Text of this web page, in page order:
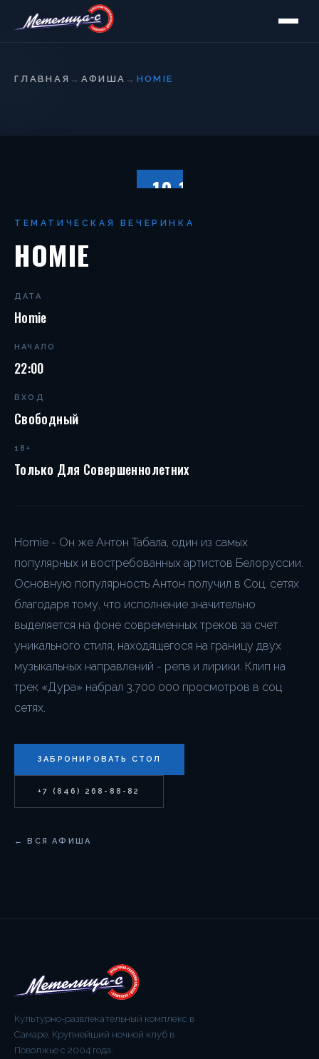
ГЛАВНАЯ → АФИША → HOMIE
10.12
ТЕМАТИЧЕСКАЯ ВЕЧЕРИНКА
HOMIE
ДАТА
Homie
НАЧАЛО
22:00
ВХОД
Свободный
18+
Только Для Совершеннолетних
Homie - Он же Антон Табала, один из самых
популярных и востребованных артистов Белоруссии.
Основную популярность Антон получил в Соц. сетях
благодаря тому, что исполнение значительно
выделяется на фоне современных треков за счет
уникального стиля, находящегося на границу двух
музыкальных направлений - репа и лирики. Клип на
трек «Дура» набрал 3.700 000 просмотров в соц
сетях.
ЗАБРОНИРОВАТЬ СТОЛ
+7 (846) 268-88-82
← ВСЯ АФИША
Культурно-развлекательный комплекс в
Самаре. Крупнейший ночной клуб в
Поволжье с 2004 года.